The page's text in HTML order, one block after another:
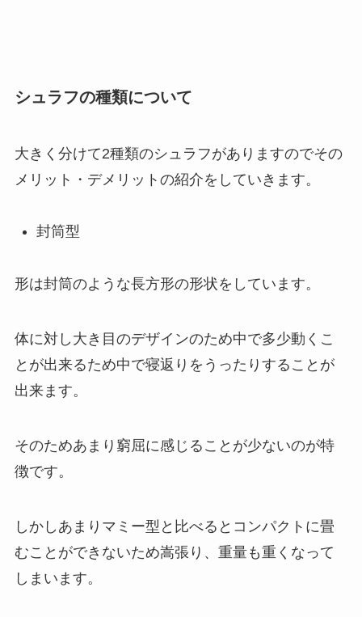
シュラフの種類について
大きく分けて2種類のシュラフがありますのでその
メリット・デメリットの紹介をしていきます。
封筒型
形は封筒のような長方形の形状をしています。
体に対し大き目のデザインのため中で多少動くこ
とが出来るため中で寝返りをうったりすることが
出来ます。
そのためあまり窮屈に感じることが少ないのが特
徴です。
しかしあまりマミー型と比べるとコンパクトに畳
むことができないため嵩張り、重量も重くなって
しまいます。